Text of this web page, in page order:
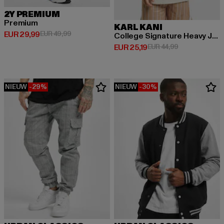
2Y PREMIUM
Premium
EUR 29,99
Huidige prijs: EUR 29,99
EUR 49,99Actieprijs: EUR 49,99
KARL KANI
College Signature Heavy Jersey
EUR 25,19
Huidige prijs: EUR 25,19
EUR 44,99Actieprijs:
NIEUW -29% NIEUW -30%